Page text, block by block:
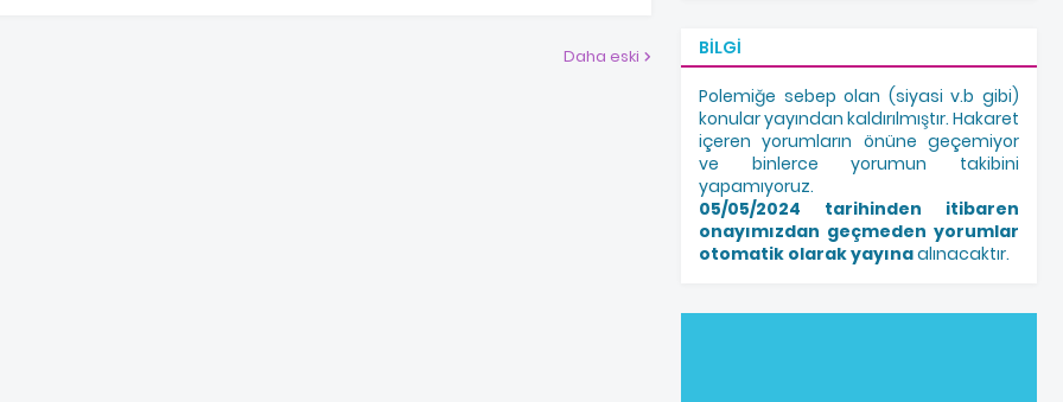
Daha eski BILGI
Polemiğe sebep olan (siyasi v.b gibi)
konular yayından kaldırılmıştır. Hakaret
içeren yorumların önüne geçemiyor
ve binlerce yorumun takibini
yapamıyoruz.
05/05/2024 tarihinden itibaren
onayımızdan geçmeden yorumlar
otomatik olarak yayınaalınacaktır.